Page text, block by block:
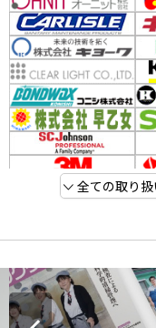
全ての取り扱